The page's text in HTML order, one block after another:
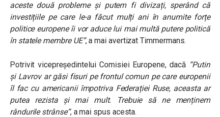
aceste două probleme și putem fi divizați, sperând că
investițiile pe care le-a făcut mulți ani în anumite forțe
politice europene îi vor aduce lui mai multă putere politică
în statele membre UE”, a mai avertizat Timmermans.
Potrivit vicepreședintelui Comisiei Europene, dacă “Putin
și Lavrov ar găsi fisuri pe frontul comun pe care europenii
îl fac cu americanii împotriva Federației Ruse, aceasta ar
putea rezista și mai mult. Trebuie să ne menținem
rândurile strânse”, a mai spus acesta.